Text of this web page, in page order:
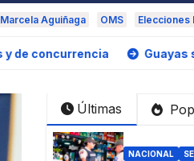
Marcela Aguiñaga OMS Elecciones
Guayas se prepara ante la
Últimas
NACIONAL